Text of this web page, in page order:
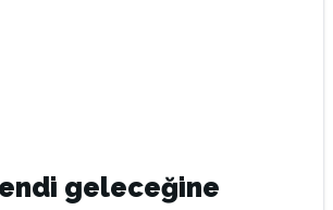
geleceğine